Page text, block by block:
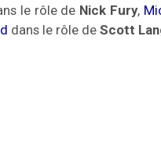
le rôle de Nick Fury,
dans le rôle de Scott